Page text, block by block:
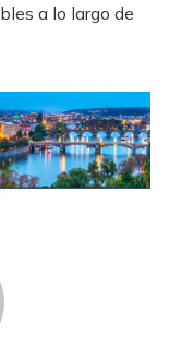
a lo largo de